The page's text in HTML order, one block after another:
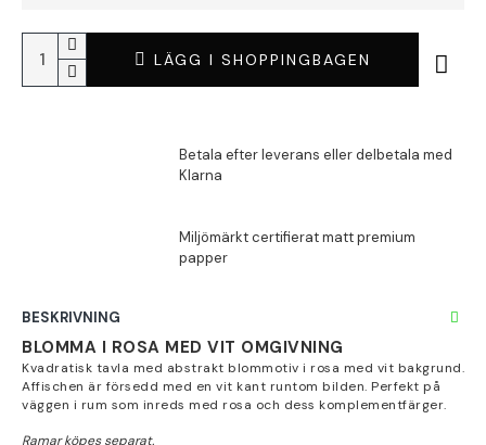
LÄGG I SHOPPINGBAGEN
BESKRIVNING
BLOMMA I ROSA MED VIT OMGIVNING
Kvadratisk tavla med abstrakt blommotiv i rosa med vit bakgrund.
Affischen är försedd med en vit kant runtom bilden. Perfekt på
väggen i rum som inreds med rosa och dess komplementfärger.